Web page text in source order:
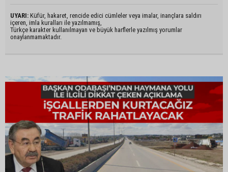
UYARI: Küfür, hakaret, rencide edici cümleler veya imalar, inançlara saldırı
içeren, imla kuralları ile yazılmamış,
Türkçe karakter kullanılmayan ve büyük harflerle yazılmış yorumlar
onaylanmamaktadır.